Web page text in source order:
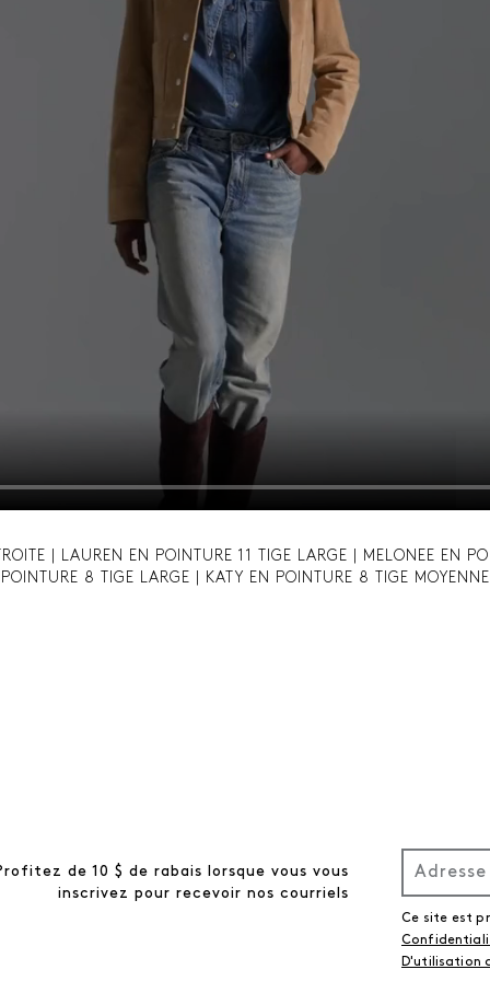
| LAUREN EN POINTURE 11 TIGE LARGE | MELONEE EN
POINTURE 8 TIGE LARGE | KATY EN POINTURE 8 TIGE MOYENNE
de 10 $ de rabais lorsque vous vous
inscrivez pour recevoir nos courriels
Ce site est
D'utilisation